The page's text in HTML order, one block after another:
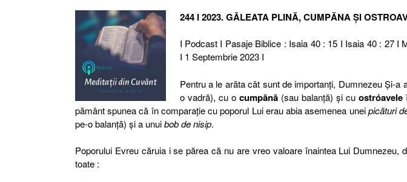
244 I 2023. GĂLEATA PLINĂ, CUMPĂNA ȘI
I Podcast I Pasaje Biblice : Isaia 40 : 15 I Isaia 40 : 27 I
I 1 Septembrie 2023 I
Pentru a le arăta cât sunt de importanți, Dumnezeu Și-a
o vadră), cu o cumpănă(sau balanță) și cuostróavele
pământ spunea că în comparație cu poporul Lui erau abia asemenea uneipicături
pe-o balanță) și a unuibob de nisip.
Poporului Evreu căruia i se părea că nu are vreo valoare înaintea Lui
toate :